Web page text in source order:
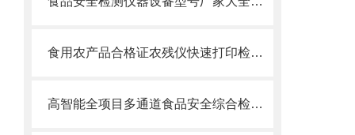
食用农产品合格证农残仪快速打印检测一体机供应商
高智能全项目多通道食品安全综合检测仪器·云唐品牌